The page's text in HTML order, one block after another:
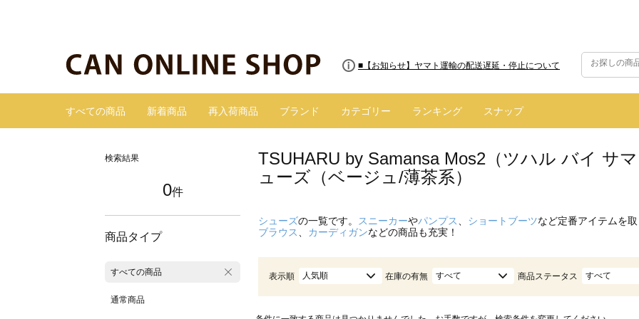
■8/13(木)AM2:00～サイトメンテナンス実施のお知らせ
■【お知らせ】ヤマト運輸の配送遅延・停止について
すべての商品 新着商品 再入荷商品 ブランド カテゴリー ランキング スナップ
検索結果
0件
商品タイプ
すべての商品
通常商品
TSUHARU by Samansa Mos2（ツハル バイ サ
ューズ（ベージュ/薄茶系）
シューズの一覧です。 スニーカーやパンプス ショートブーツなど定番アイテムを
ブラウス
カーディガンなどの商品も充実！
表示順 人気順 在庫の有無 すべて 商品ステータス すべて